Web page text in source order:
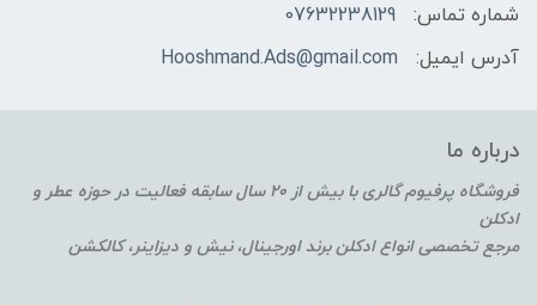
شماره تماس:
07632238129
آدرس ایمیل:
Hooshmand.Ads@gmail.com
درباره ما
فروشگاه پرفیوم گالری با بیش از 20 سال سابقه فعالیت در حوزه عطر و
ادکلن
مرجع تخصصی انواع ادکلن برند اورجینال، نیش و دیزاینر، کالکشن